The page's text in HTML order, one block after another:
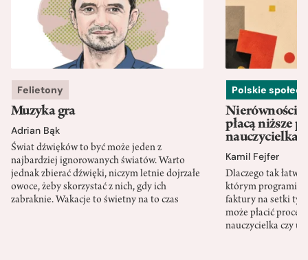
Felietony
Muzyka gra
Adrian Bąk
Świat dźwięków to być może jeden z
najbardziej ignorowanych światów. Warto
jednak zbierać dźwięki, niczym letnie dojrzałe
owoce, żeby skorzystać z nich, gdy ich
zabraknie. Wakacje to świetny na to czas
Polskie
Nierówności
płacą niższe
nauczycielka
Kamil Fejfer
Dlaczego tak
którym
faktury na setki
może płacić
nauczycielka czy